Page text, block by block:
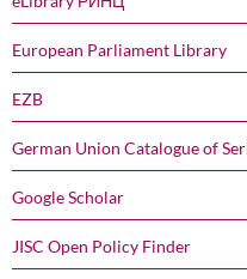
European Parliament Library
EZB
German Union Catalogue of
Google Scholar
JISC Open Policy Finder